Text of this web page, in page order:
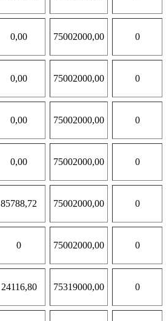
0,00 75002000,00 0
0,00 75002000,00 0
0,00 75002000,00 0
0,00 75002000,00 0
85788,72 75002000,00 0
0 75002000,00 0
24116,80 75319000,00 0